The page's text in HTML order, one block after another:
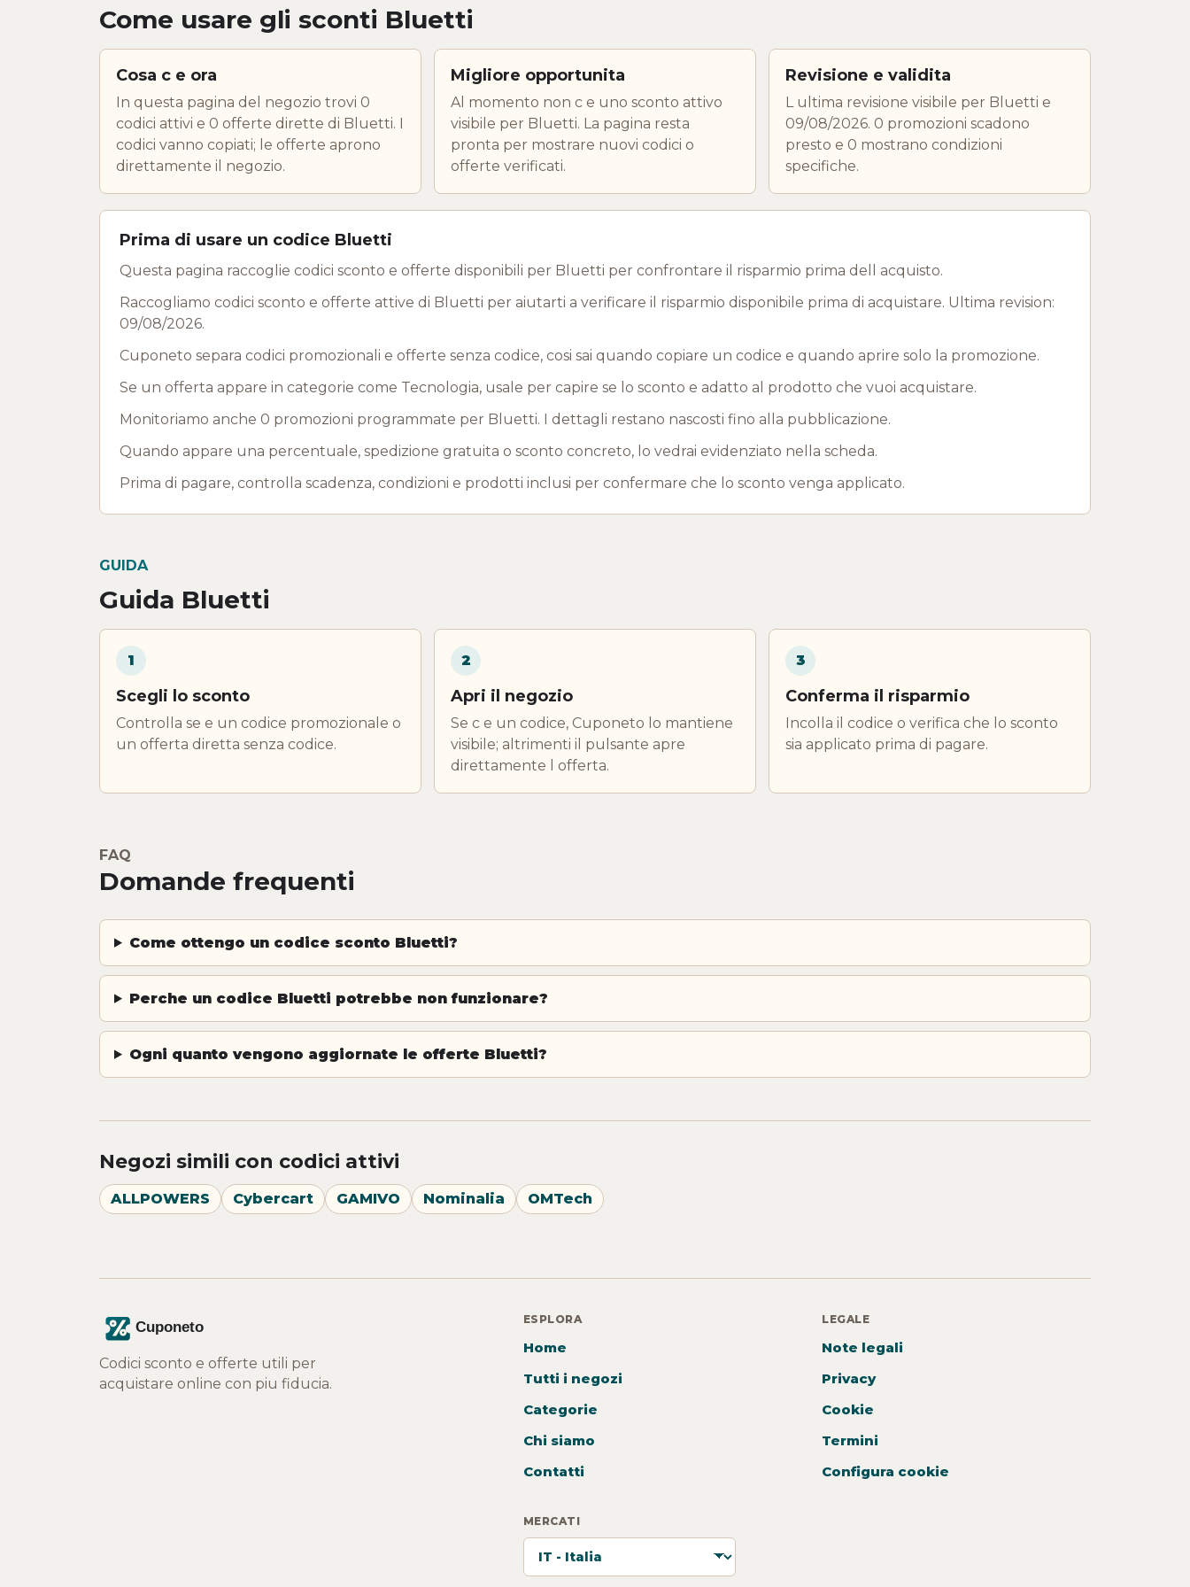
Come usare gli sconti Bluetti
Cosa c e ora
In questa pagina del negozio trovi 0
codici attivi e 0 offerte dirette di Bluetti. I
codici vanno copiati; le offerte aprono
direttamente il negozio.
Migliore opportunita
Al momento non c e uno sconto attivo
visibile per Bluetti. La pagina resta
pronta per mostrare nuovi codici o
offerte verificati.
Revisione e validita
L ultima revisione visibile per Bluetti e
09/08/2026. 0 promozioni scadono
presto e 0 mostrano condizioni
specifiche.
Prima di usare un codice Bluetti
Questa pagina raccoglie codici sconto e offerte disponibili per Bluetti per confrontare il risparmio prima dell acquisto.
Raccogliamo codici sconto e offerte attive di Bluetti per aiutarti a verificare il risparmio disponibile prima di acquistare. Ultima revision:
09/08/2026.
Cuponeto separa codici promozionali e offerte senza codice, cosi sai quando copiare un codice e quando aprire solo la promozione.
Se un offerta appare in categorie come Tecnologia, usale per capire se lo sconto e adatto al prodotto che vuoi acquistare.
Monitoriamo anche 0 promozioni programmate per Bluetti. I dettagli restano nascosti fino alla pubblicazione.
Quando appare una percentuale, spedizione gratuita o sconto concreto, lo vedrai evidenziato nella scheda.
Prima di pagare, controlla scadenza, condizioni e prodotti inclusi per confermare che lo sconto venga applicato.
GUIDA
Guida Bluetti
1
Scegli lo sconto
Controlla se e un codice promozionale o
un offerta diretta senza codice.
2
Apri il negozio
Se c e un codice, Cuponeto lo mantiene
visibile; altrimenti il pulsante apre
direttamente l offerta.
3
Conferma il risparmio
Incolla il codice o verifica che lo sconto
sia applicato prima di pagare.
FAQ
Domande frequenti
Come ottengo un codice sconto Bluetti?
Perche un codice Bluetti potrebbe non funzionare?
Ogni quanto vengono aggiornate le offerte Bluetti?
Negozi simili con codici attivi
ALLPOWERS Cybercart GAMIVO Nominalia OMTech
Codici sconto e offerte utili per
acquistare online con piu fiducia.
ESPLORA
Home
Tutti i negozi
Categorie
Chi siamo
Contatti
LEGALE
Note legali
Privacy
Cookie
Termini
Configura cookie
MERCATI